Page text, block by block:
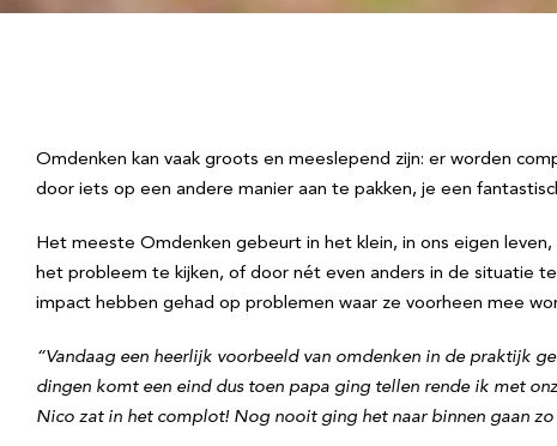
Omdenken kan vaak groots en meeslepend zijn: er worden
door iets op een andere manier aan te pakken, je een
Het meeste Omdenken gebeurt in het klein, in ons eigen
het probleem te kijken, of door nét even anders in de situatie
impact hebben gehad op problemen waar ze voorheen mee
“Vandaag een heerlijk voorbeeld van omdenken in de praktijk
dingen komt een eind dus toen papa ging tellen rende ik met
Nico zat in het complot! Nog nooit ging het naar binnen gaan zo